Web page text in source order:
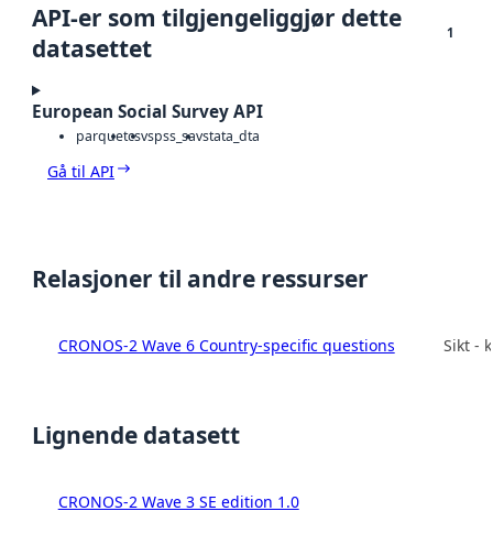
API-er som tilgjengeliggjør dette
datasettet
1
European Social Survey API
parquetcsvspss_savstata_dta
Gå til API
Relasjoner til andre ressurser
CRONOS-2 Wave 6 Country-specific questions Sikt -
Lignende datasett
CRONOS-2 Wave 3 SE edition 1.0